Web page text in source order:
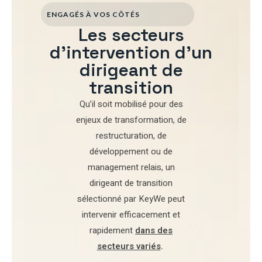
ENGAGÉS À VOS CÔTÉS
Les secteurs
d'intervention d'un
dirigeant de
transition
Qu’il soit mobilisé pourdes
enjeux de transformation, de
restructuration, de
développementou de
management relais, un
dirigeant de transition
sélectionné par KeyWe peut
intervenir efficacement et
rapidement dans des
secteurs variés.